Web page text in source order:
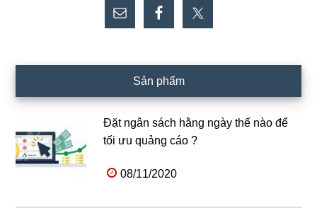
Sản phẩm
Đặt ngân sách hằng ngày thế nào để
tối ưu quảng cáo ?
08/11/2020